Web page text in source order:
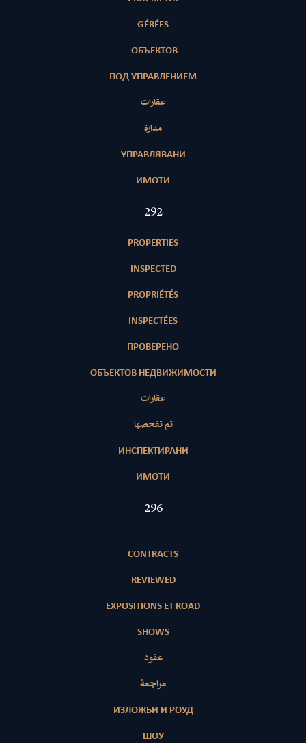
GÉRÉES
ОБЪЕКТОВ
ПОД УПРАВЛЕНИЕМ
عقارات
مدارة
УПРАВЛЯВАНИ
ИМОТИ
420
PROPERTIES
INSPECTED
PROPRIÉTÉS
INSPECTÉES
ПРОВЕРЕНО
ОБЪЕКТОВ НЕДВИЖИМОСТИ
عقارات
تم تفحصها
ИНСПЕКТИРАНИ
ИМОТИ
427
CONTRACTS
REVIEWED
EXPOSITIONS ET ROAD
SHOWS
عقود
مراجعة
ИЗЛОЖБИ И РОУД
ШОУ